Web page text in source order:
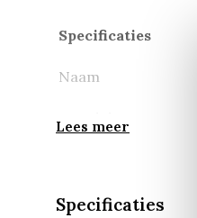
Specificaties
Naam
Standplaats
hoogte
Lees meer
Specificaties